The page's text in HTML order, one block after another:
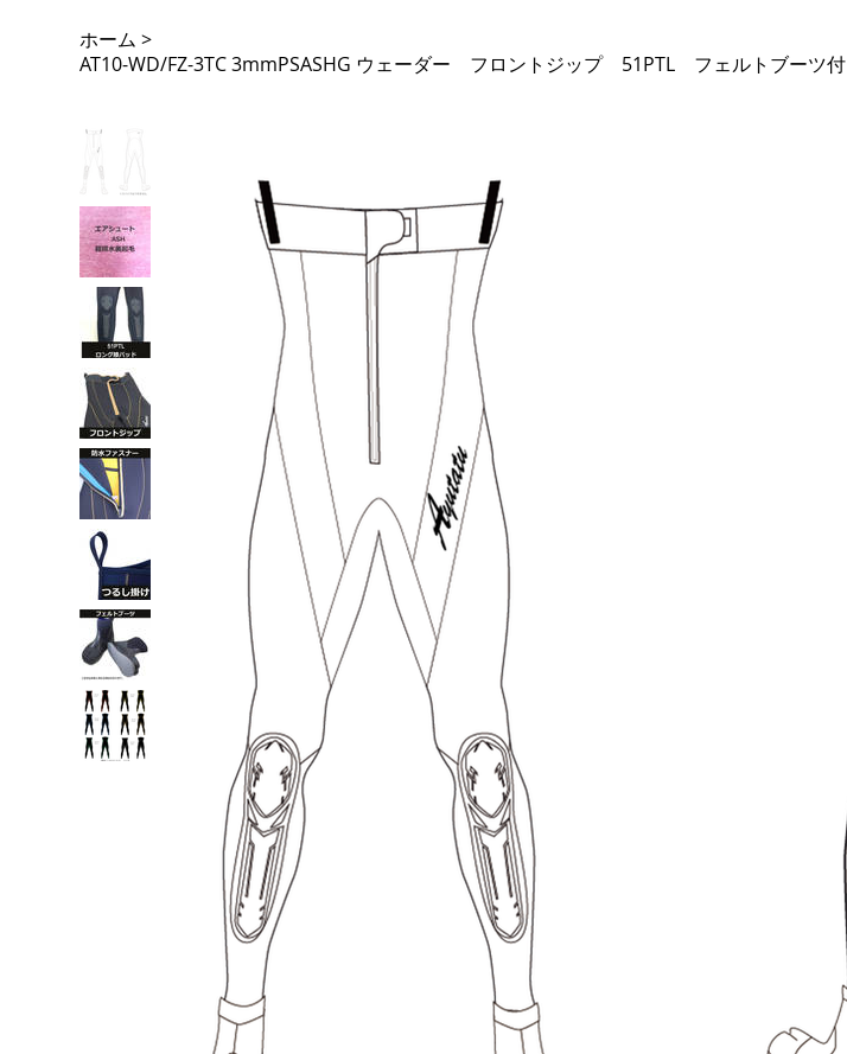
ホーム >
AT10-WD/FZ-3TC 3mmPSASHG ウェーダー フロントジップ 51PTL フェルトブーツ付